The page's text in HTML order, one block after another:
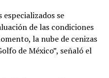
se
de las condiciones
la nube de cenizas
de México”, señaló el